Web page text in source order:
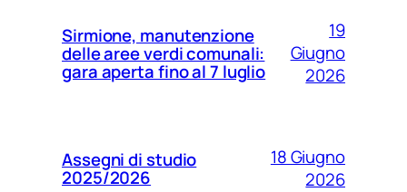
Sirmione, manutenzione
delle aree verdi comunali:
gara aperta fino al 7 luglio
19
Giugno
2026
Assegni di studio
2025/2026
18 Giugno
2026